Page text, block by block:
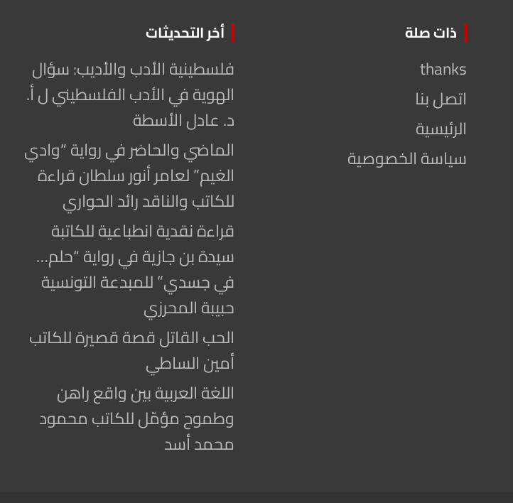
ذات صلة
thanks
اتصل بنا
الرئيسية
سياسة الخصوصية
أخر التحديثات
فلسطينية الأدب والأديب: سؤال
الهوية في الأدب الفلسطيني ل أ.
د. عادل الأسطة
الماضي والحاضر في رواية “وادي
الغيم” لعامر أنور سلطان قراءة
للكاتب والناقد رائد الحواري
قراءة نقدية انطباعية للكاتبة
سيدة بن جازية في رواية “حلم…
في جسدي” للمبدعة التونسية
حبيبة المحرزي
الحب القاتل قصة قصيرة للكاتب
أمين الساطي
اللغة العربية بين واقع راهن
وطموح مؤمّل للكاتب محمود
محمد أسد